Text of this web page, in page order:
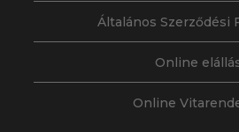
Általános Szerződési
Online
Online